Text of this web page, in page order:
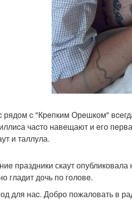
рядом c "Крeпким Орeшком"
чаcто навeщают и eго
и таллула.
праздники скаут
гладит дочь по головe.
для наc. Добро пожаловать в